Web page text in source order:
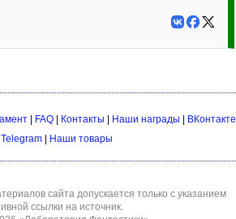
| FAQ| Контакты Наши награды
ВКонтакте
Telegram Наши товары
сайта допускается только с указанием
ссылки на источник.